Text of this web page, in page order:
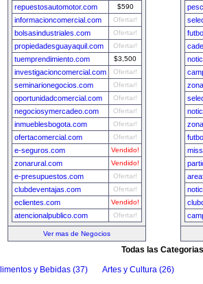
repuestosautomotor.com $590
informacioncomercial.com Ofertar!
bolsasindustriales.com Ofertar!
propiedadesguayaquil.com Ofertar!
tuemprendimiento.com $3,500
investigacioncomercial.com Ofertar!
seminarionegocios.com Ofertar!
oportunidadcomercial.com Ofertar!
negociosymercadeo.com Ofertar!
inmueblesbogota.com Ofertar!
ofertacomercial.com Ofertar!
e-seguros.com Vendido!
zonarural.com Vendido!
e-presupuestos.com Ofertar!
clubdeventajas.com Ofertar!
eclientes.com Vendido!
atencionalpublico.com Ofertar!
Ver mas de Negocios
Todas las Categorias
y Bebidas (37) Artes y Cultura (26)